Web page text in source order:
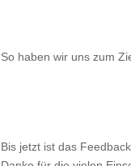
So haben wir uns zum
Bis jetzt ist das